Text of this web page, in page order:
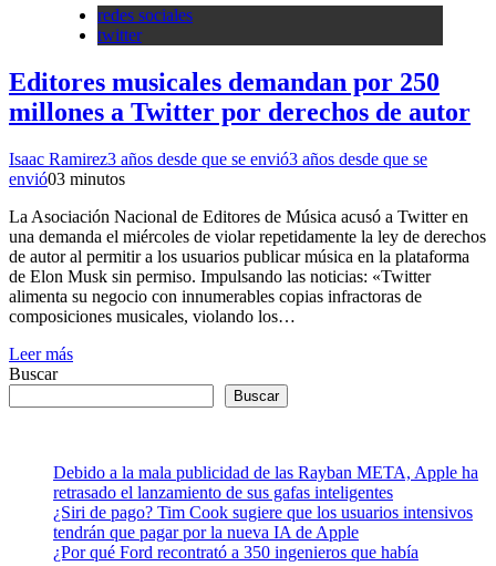
redes sociales
twitter
Editores musicales demandan por 250
millones a Twitter por derechos de autor
Isaac Ramirez3 años desde que se envió3 años desde que se
envió03 minutos
La Asociación Nacional de Editores de Música acusó a Twitter en
una demanda el miércoles de violar repetidamente la ley de derechos
de autor al permitir a los usuarios publicar música en la plataforma
de Elon Musk sin permiso. Impulsando las noticias: «Twitter
alimenta su negocio con innumerables copias infractoras de
composiciones musicales, violando los…
Leer más
Buscar
Buscar
Debido a la mala publicidad de las Rayban META, Apple ha
retrasado el lanzamiento de sus gafas inteligentes
¿Siri de pago? Tim Cook sugiere que los usuarios intensivos
tendrán que pagar por la nueva IA de Apple
¿Por qué Ford recontrató a 350 ingenieros que había